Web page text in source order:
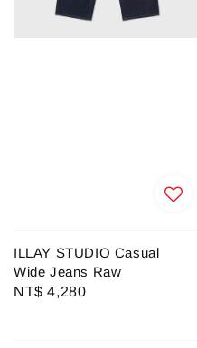
ILLAY STUDIO Casual
Wide Jeans Raw
Regular
NT$ 4,280